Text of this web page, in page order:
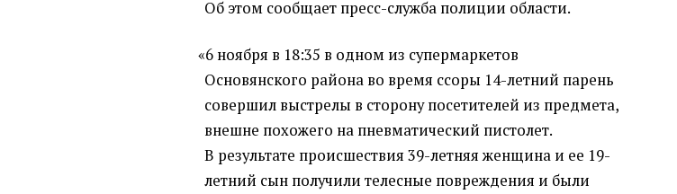
Об этом сообщает пресс-служба полиции области.
«6 ноября в 18:35 в одном из супермаркетов
Основянского района во время ссоры 14-летний парень
совершил выстрелы в сторону посетителей из предмета,
внешне похожего на пневматический пистолет.
В результате происшествия 39-летняя женщина и ее 19-
летний сын получили телесные повреждения и были